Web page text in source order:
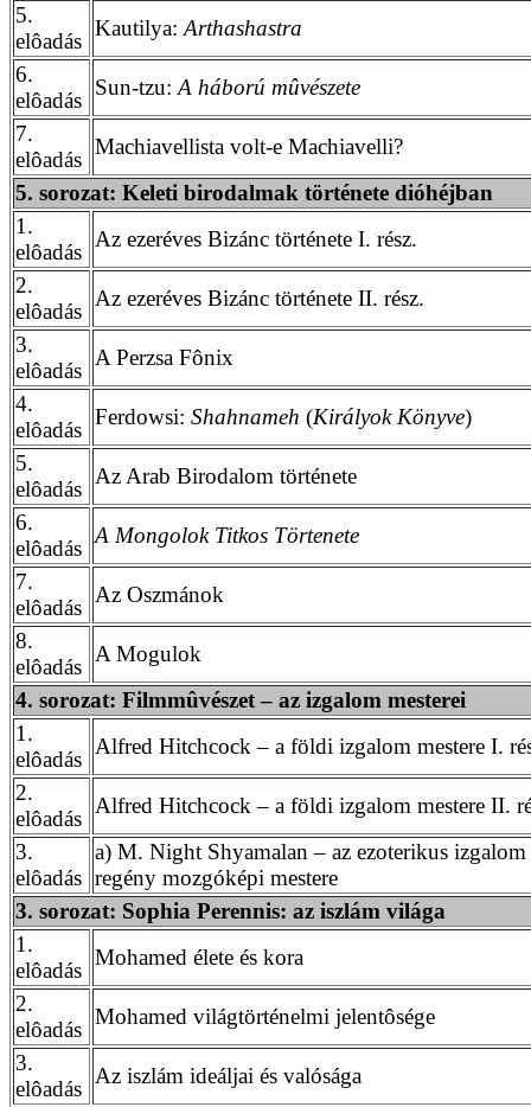
5.
elôadás
Kautilya: Arthashastra
6.
elôadás
Sun-tzu: A háború mûvészete
7.
elôadás
Machiavellista volt-e Machiavelli?
5. sorozat: Keleti birodalmak története dióhéjban
1.
elôadás
Az ezeréves Bizánc története I. rész.
2.
elôadás
Az ezeréves Bizánc története II. rész.
3.
elôadás
A Perzsa Fônix
4.
elôadás
Ferdowsi: Shahnameh (Királyok Könyve)
5.
elôadás
Az Arab Birodalom története
6.
elôadás
A Mongolok Titkos Törtenete
7.
elôadás
Az Oszmánok
8.
elôadás
A Mogulok
4. sorozat: Filmmûvészet – az izgalom mesterei
1.
elôadás
Alfred Hitchcock – a földi izgalom mestere I.
2.
elôadás
Alfred Hitchcock – a földi izgalom mestere II.
3.
elôadás
a) M. Night Shyamalan – az ezoterikus
regény mozgóképi mestere
3. sorozat: Sophia Perennis: az iszlám világa
1.
elôadás
Mohamed élete és kora
2.
elôadás
Mohamed világtörténelmi jelentôsége
3.
elôadás
Az iszlám ideáljai és valósága